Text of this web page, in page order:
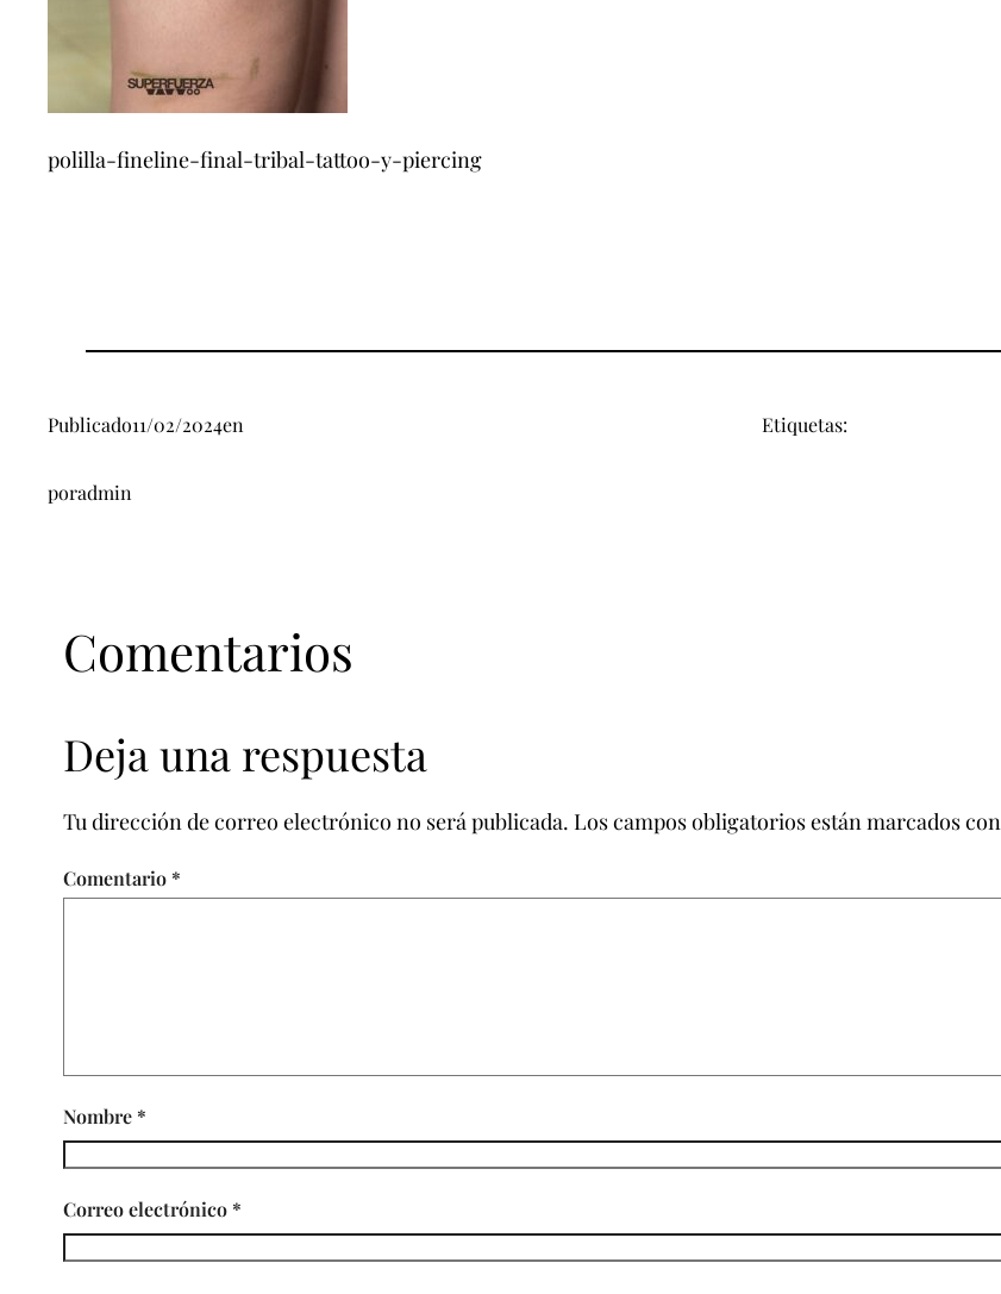
polilla-fineline-final-tribal-tattoo-y-piercing
Publicado11/02/2024en
poradmin
Etiquetas:
Comentarios
Deja una respuesta
Tu dirección de correo electrónico no será publicada. Los campos obligatorios están marcados con
Comentario *
Nombre *
Correo electrónico *